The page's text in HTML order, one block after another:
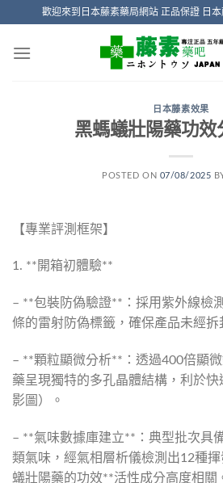
content
歡迎來到日本藤素藥局網站 正品保證 日
日本藤素效果
黑螞蟻壯陽藥功效
POSTED ON 07/08/2025
【專業評測框架】
1. **開箱初體驗**
– **包裝防偽驗證**：採用紫外線檢
條的雷射防偽標籤，確保產品未經拆
– **顆粒顯微分析**：透過400倍顯
藥呈現獨特的多孔晶體結構，利於
影圖）。
– **氣味數據庫建立**：典型批次具
類氣味，經氣相層析儀檢測出12種
蟻壯陽藥的功效**活性成分高度相關